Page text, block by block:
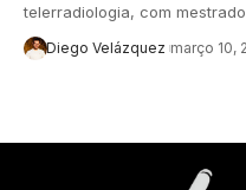
telerradiologia, com
Diego Velázquez março 10,